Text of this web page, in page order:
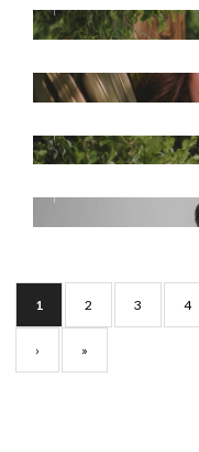
BOOK 16
BOOK 15
BOOK
1 2 3 4
› »